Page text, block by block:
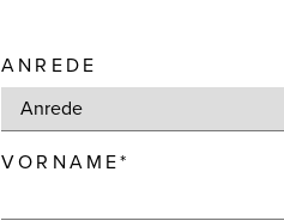
ANREDE
VORNAME*